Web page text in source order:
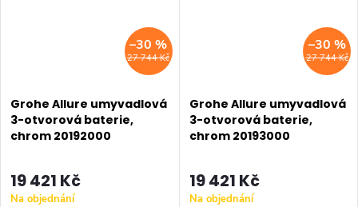
27 744 Kč
–30 %
Grohe Allure umyvadlová
3-otvorová baterie,
chrom 20192000
19 421 Kč
Na objednání
27 744 Kč
–30 %
Grohe Allure umyvadlová
3-otvorová baterie,
chrom 20193000
19 421 Kč
Na objednání